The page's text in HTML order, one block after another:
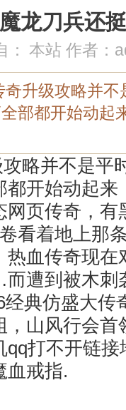
龙刀兵还
： 本站 作者：
奇升级攻略并不
部都开始动起
略并不是平
都开始动起来
页传奇，有
看着地上那
血传奇现在
遭到被木刺
典仿盛大传
山风行会首
打不开链
血戒指.